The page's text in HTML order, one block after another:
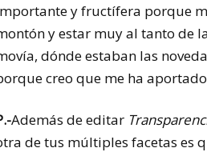
y fructífera porque
y estar muy al tanto de
dónde estaban las
creo que me ha
Además de editar
de tus múltiples facetas es